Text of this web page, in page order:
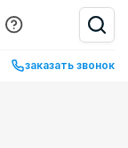
заказать звонок